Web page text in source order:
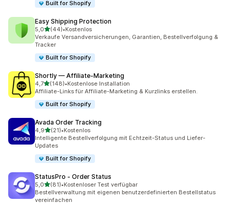
Built for Shopify
Easy Shipping Protection
5,0von 5 Sternen
(44)
44 Rezensionen insgesamt
•Kostenlos
Verkaufe Versandversicherungen, Garantien, Bestellverfolgung &
Tracker
Built for Shopify
Shortly — Affiliate‑Marketing
4,7von 5 Sternen
(148)
148 Rezensionen insgesamt
•Kostenlose Installation
Affiliate-Links für Affiliate-Marketing & Kurzlinks erstellen.
Built for Shopify
Avada Order Tracking
4,9von 5 Sternen
(21)
21 Rezensionen insgesamt
•Kostenlos
Intelligente Bestellverfolgung mit Echtzeit-Status und Liefer-
Updates
Built for Shopify
StatusPro ‑ Order Status
5,0von 5 Sternen
(81)
81 Rezensionen insgesamt
•Kostenloser Test verfügbar
Bestellverwaltung mit eigenen benutzerdefinierten Bestellstatus
vereinfachen